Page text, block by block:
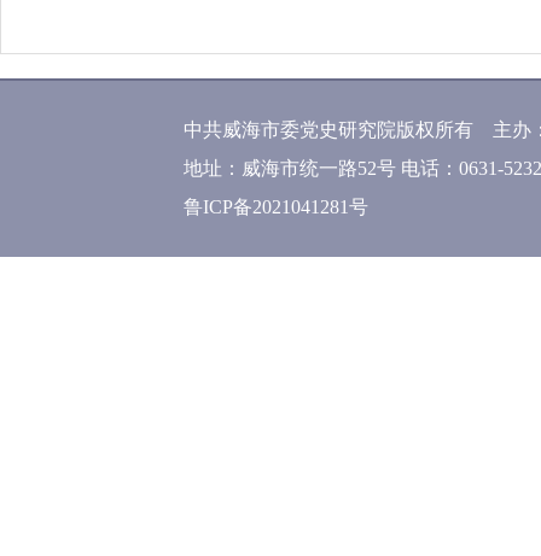
中共威海市委党史研究院版权所有 主办
地址：威海市统一路52号 电话：0631-
鲁ICP备2021041281号